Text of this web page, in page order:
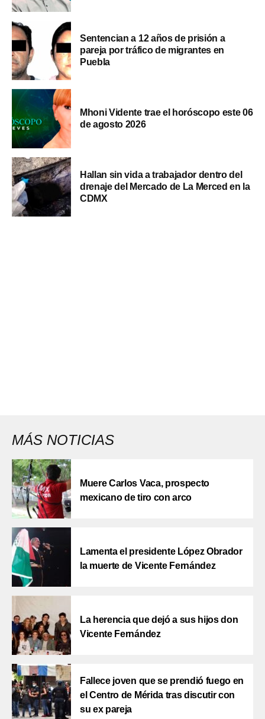
Sentencian a 12 años de prisión a
pareja por tráfico de migrantes en
Puebla
Mhoni Vidente trae el horóscopo este 06
de agosto 2026
Hallan sin vida a trabajador dentro del
drenaje del Mercado de La Merced en la
CDMX
MÁS NOTICIAS
Muere Carlos Vaca, prospecto
mexicano de tiro con arco
Lamenta el presidente López Obrador
la muerte de Vicente Fernández
La herencia que dejó a sus hijos don
Vicente Fernández
Fallece joven que se prendió fuego en
el Centro de Mérida tras discutir con
su ex pareja